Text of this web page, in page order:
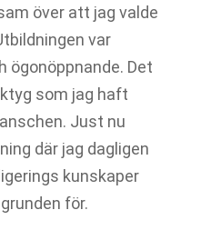
över att jag valde
var
ögonöppnande. Det
som jag haft
Just nu
där jag dagligen
kunskaper
för.